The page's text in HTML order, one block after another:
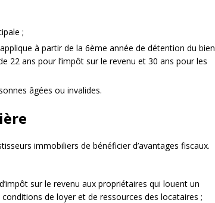
;
à partir de la 6ème année de détention du bien
22 ans pour l’impôt sur le revenu et 30 ans pour les
âgées ou invalides.
immobiliers de bénéficier d’avantages fiscaux.
sur le revenu aux propriétaires qui louent un
de loyer et de ressources des locataires ;